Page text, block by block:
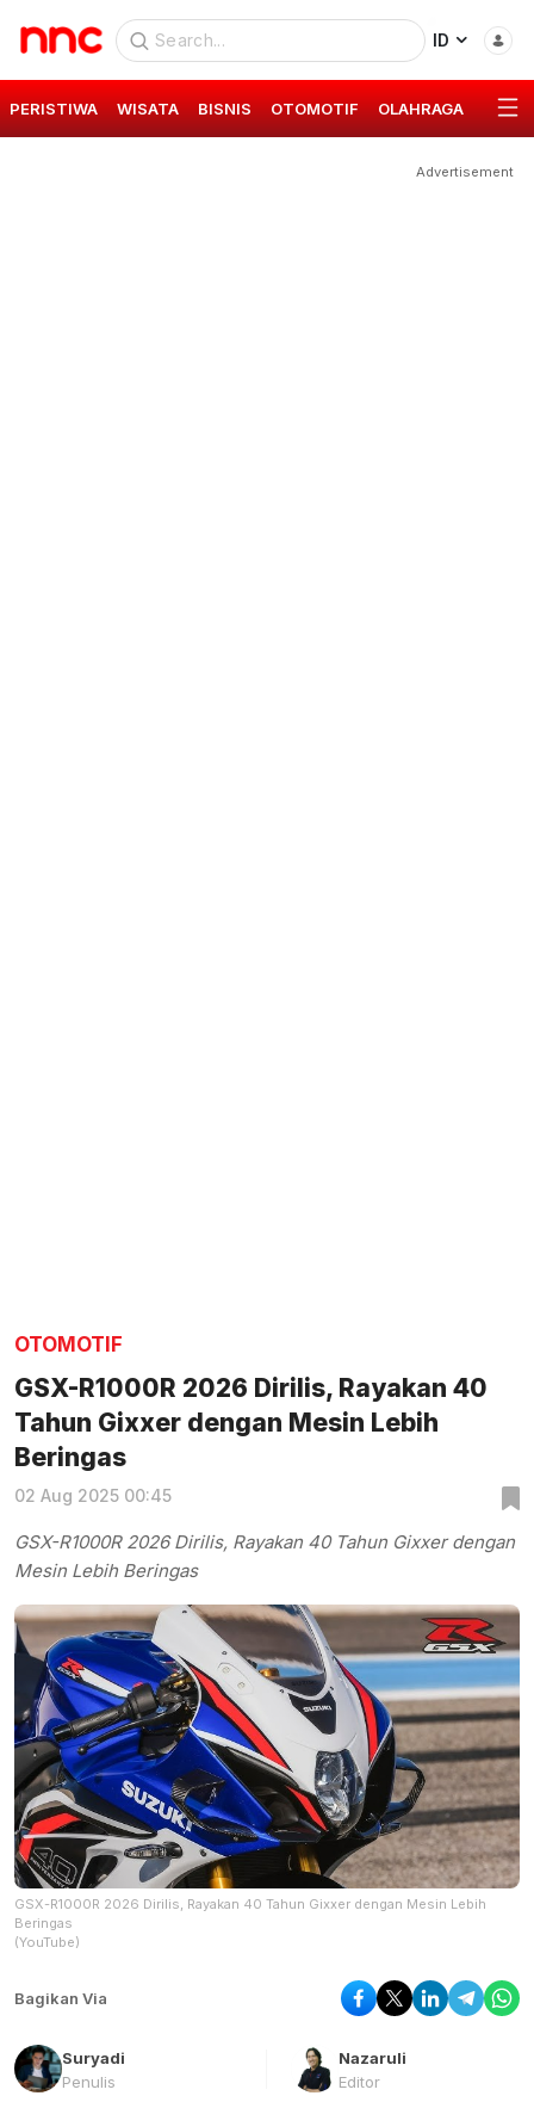
ID
PERISTIWA WISATA BISNIS OTOMOTIF OLAHRAGA GAYA
Advertisement
OTOMOTIF
GSX-R1000R 2026 Dirilis, Rayakan 40
Tahun Gixxer dengan Mesin Lebih
Beringas
02 Aug 2025 00:45
GSX-R1000R 2026 Dirilis, Rayakan 40 Tahun Gixxer dengan
Mesin Lebih Beringas
GSX-R1000R 2026 Dirilis, Rayakan 40 Tahun Gixxer dengan Mesin Lebih
Beringas
(YouTube)
Bagikan Via
Suryadi
Penulis
Nazaruli
Editor